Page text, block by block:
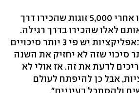
ליאת: "בלונדון עקבו אחרי 5,000 זוגות שהכירו דרך
לאלו שהכירו בדרך רגילה.
מסתבר שלמכירים באפליקציות יש פי 3 יותר סיכויים
ו-80% יותר סיכוי שזה לא יחזיק את השנה
לדעת את זה. אז אולי לא
אבל כן להיפתח לעולם